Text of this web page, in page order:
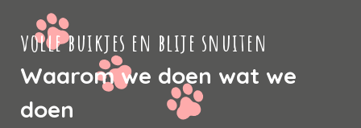
volle buikjes en blije snuiten
Waarom we doen wat we
doen